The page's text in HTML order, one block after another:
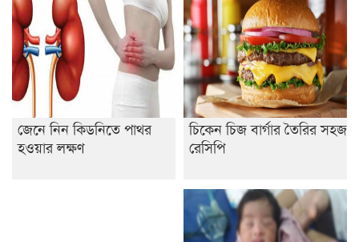
জেনে নিন কিডনিতে পাথর
হওয়ার লক্ষণ
চিকেন চিজ বার্গার তৈরির সহজ
রেসিপি